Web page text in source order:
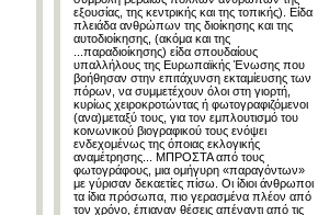
εξουσίας, της κεντρικής και της τοπικής). Είδα
πλειάδα ανθρώπων της διοίκησης και της
αυτοδιοίκησης, (ακόμα και της
...παραδιοίκησης) είδα σπουδαίους
υπαλλήλους της Ευρωπαϊκής Ένωσης που
βοήθησαν στην επιτάχυνση εκταμίευσης των
πόρων, να συμμετέχουν όλοι στη γιορτή,
κυρίως χειροκροτώντας ή φωτογραφιζόμενοι
(ανα)μεταξύ τους, για τον εμπλουτισμό του
κοινωνικού βιογραφικού τους ενόψει
ενδεχομένως της όποιας εκλογικής
αναμέτρησης... ΜΠΡΟΣΤΑ από τους
φωτογράφους, μια ομήγυρη «παραγόντων»
με γύρισαν δεκαετίες πίσω. Οι ίδιοι άνθρωποι
τα ίδια πρόσωπα, πιο γερασμένα πλέον από
τον χρόνο, έπιαναν θέσεις απέναντι από τις